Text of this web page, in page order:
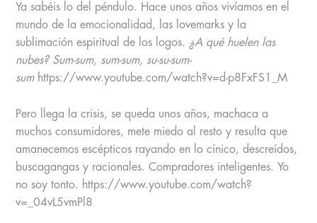
Ya sabéis lo del péndulo. Hace unos años vivíamos en el
mundo de la emocionalidad, las lovemarks y la
sublimación espiritual de los logos. ¿A qué huelen las
nubes? Sum-sum, sum-sum, su-su-sum-
sum https://www.youtube.com/watch?v=d-p8FxFS1_M
Pero llega la crisis, se queda unos años, machaca a
muchos consumidores, mete miedo al resto y resulta que
amanecemos escépticos rayando en lo cínico, descreídos,
buscagangas y racionales. Compradores inteligentes. Yo
no soy tonto. https://www.youtube.com/watch?
v=_04vL5vmPl8